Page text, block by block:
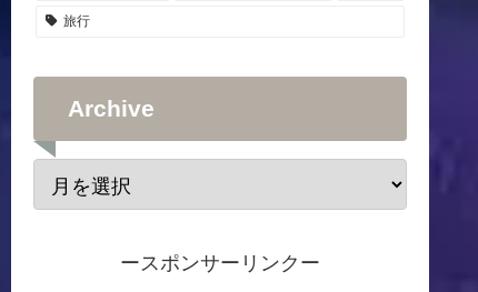
旅行
Archive
ースポンサーリンクー